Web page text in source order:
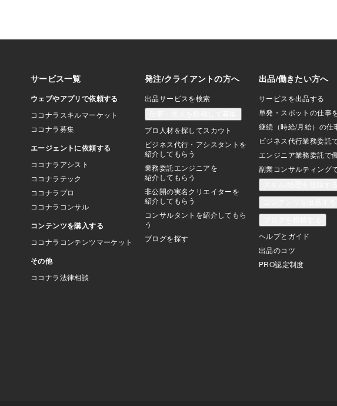
いった使い方ができ、プライベートとの
両立がしやすくなります。有給消化率の
向上： 気軽に使えるため、なかなか有給
を取らない社員の消化促進につながりま
す。【会社